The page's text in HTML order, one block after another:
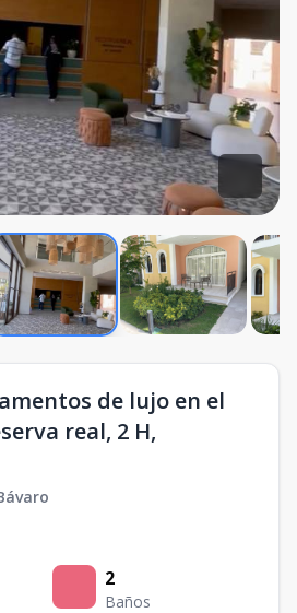
de lujo en el
real, 2 H,
2
Baños